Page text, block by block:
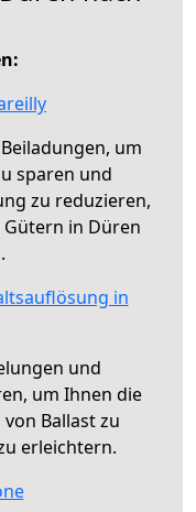
um
sparen und
zu reduzieren,
in Düren
in
und
um Ihnen die
Ballast zu
erleichtern.